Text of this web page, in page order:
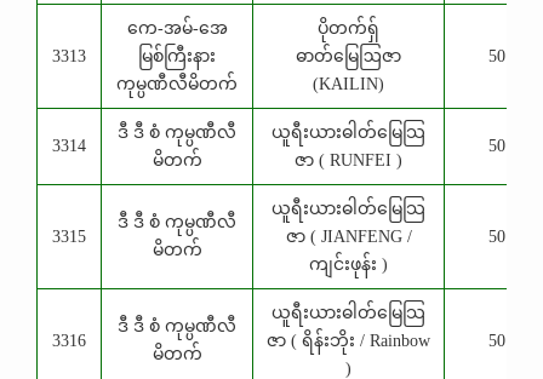
3313
ကေ-အမ်-အေ
မြစ်ကြီးနား
ကုမ္ပဏီလီမိတက်
ပိုတက်ရှ်
ဓာတ်မြေဩဇာ
(KAILIN)
50 Kg
3314
ဒီ ဒီ စံ ကုမ္ပဏီလီ
မိတက်
ယူရီးယားဓါတ်မြေသြ
ဇာ ( RUNFEI )
50 Kg
3315
ဒီ ဒီ စံ ကုမ္ပဏီလီ
မိတက်
ယူရီးယားဓါတ်မြေသြ
ဇာ ( JIANFENG /
ကျင်းဖုန်း )
50 Kg
3316
ဒီ ဒီ စံ ကုမ္ပဏီလီ
မိတက်
ယူရီးယားဓါတ်မြေသြ
ဇာ ( ရိန်းဘိုး / Rainbow
)
50 Kg